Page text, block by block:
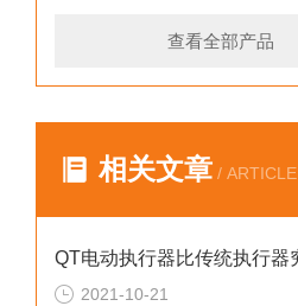
查看全部产品
相关文章 / ARTICLE
2021-10-21